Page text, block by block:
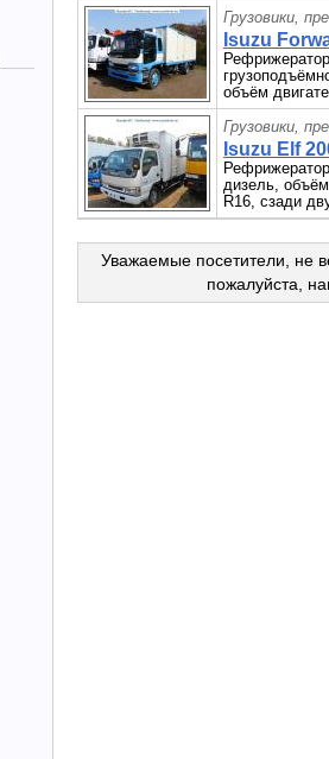
Грузовики,
Isuzu
объём
Грузовики,
Isuzu Elf
дизель,
R16, сзади
Уважаемые посетители, не
пожалуйста,